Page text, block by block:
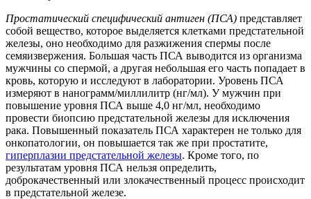
Простатический специфический антиген (ПСА) представляет
собой вещество, которое выделяется клетками предстательной
железы, оно необходимо для разжижения спермы после
семяизвержения. Большая часть ПСА выводится из организма
мужчины со спермой, а другая небольшая его часть попадает в
кровь, которую и исследуют в лаборатории. Уровень ПСА
измеряют в нанограмм/миллилитр (нг/мл). У мужчин при
повышение уровня ПСА выше 4,0 нг/мл, необходимо
провести биопсию предстательной железы для исключения
рака. Повышенный показатель ПСА характерен не только для
онкопатологии, он повышается так же при простатите,
гиперплазии предстательной железы. Кроме того, по
результатам уровня ПСА нельзя определить,
доброкачественный или злокачественный процесс происходит
в предстательной железе.